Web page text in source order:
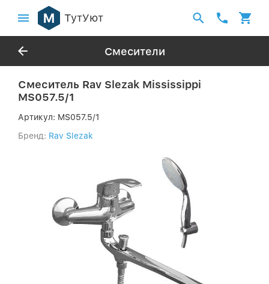
ТутУют
Смесители
Смеситель Rav Slezak Mississippi
MS057.5/1
Артикул: MS057.5/1
Бренд: Rav Slezak